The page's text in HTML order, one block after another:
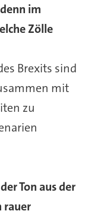
im
Zölle
Brexits sind
mit
zu
Ton aus der
rauer